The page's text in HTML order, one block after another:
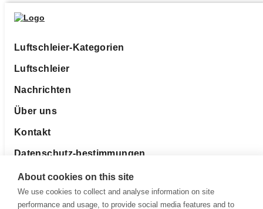
Luftschleier-Kategorien
Luftschleier
Nachrichten
Über uns
Kontakt
Datenschutz-bestimmungen
About cookies on this site
We use cookies to collect and analyse information on site
performance and usage, to provide social media features and to